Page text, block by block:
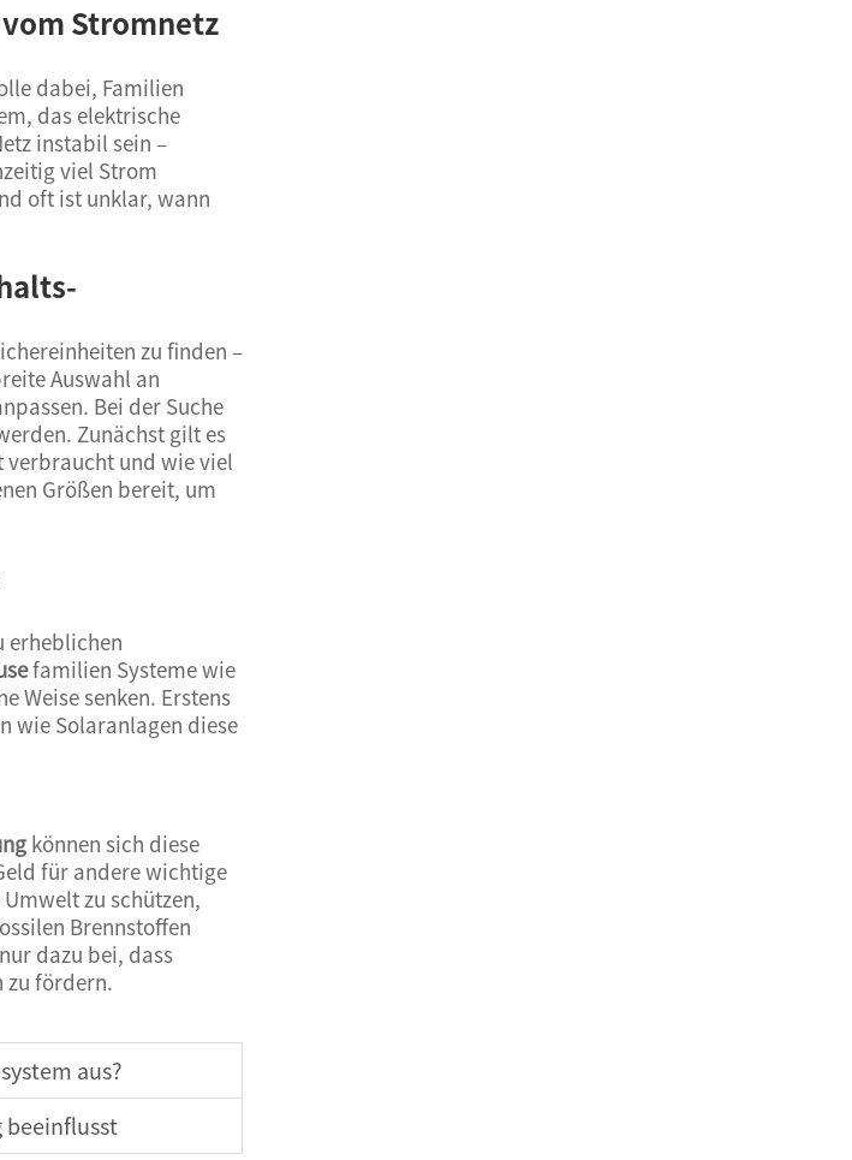
Stromnetz
dabei, Familien
das elektrische
instabil sein –
viel Strom
oft ist unklar, wann
zu finden –
Auswahl an
Bei der Suche
Zunächst gilt es
verbraucht und wie viel
Größen bereit, um
erheblichen
familien Systeme wie
Weise senken. Erstens
wie Solaranlagen diese
können sich diese
für andere wichtige
zu schützen,
Brennstoffen
dazu bei, dass
zu fördern.
aus?
beeinflusst